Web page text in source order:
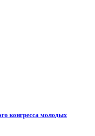
конгресса молодых